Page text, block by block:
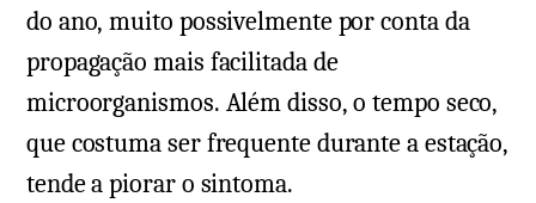
do ano, muito possivelmente por conta da
propagação mais facilitada de
microorganismos. Além disso, o tempo seco,
que costuma ser frequente durante a estação,
tende a piorar o sintoma.